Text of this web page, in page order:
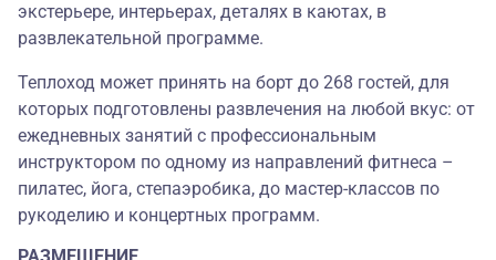
экстерьере, интерьерах, деталях в каютах, в
развлекательной программе.
Теплоход может принять на борт до 268 гостей, для
которых подготовлены развлечения на любой вкус: от
ежедневных занятий с профессиональным
инструктором по одному из направлений фитнеса –
пилатес, йога, степаэробика, до мастер-классов по
рукоделию и концертных программ.